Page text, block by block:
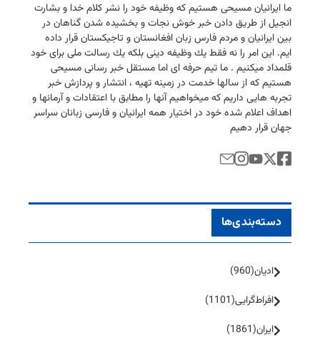
ما ایرانیان مسیحی هستیم كه وظیفه خود را نشر كلام خدا و بشارت
انجیل از طریق دادن خبر خوش نجات و بخشیده شدن گناهان در
بین ایرانیان و مردم فارس زبان افغانستان و تاجیكستان قرار داده
ایم. این امر را نه فقط یك وظیفه دینی بلكه یك رسالت ملی برای خود
قلمداد میكنیم . ما تیم حرفه ای اما مستقل خبر رسانی مسیحی
هستیم كه از سالها خدمت در زمینه تهیه ، انتشار و پردازش خبر
تجربه هایی داریم كه میخواهیم آنها را مطابق با اعتقادات و آرمانها و
اهداف اعلام شده خود در اختیار همه ایرانیان و فارسی زبانان سراسر
جهان قرار دهیم
دسته‌بندی‌ها
ادیان(960)
افراط‌گرایی(1101)
ایران(1861)